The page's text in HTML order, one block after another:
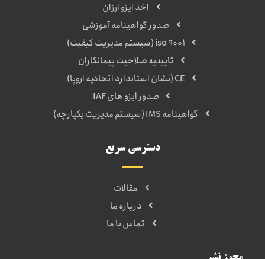
اخذ ایزو ارزان
صدور گواهینامه آموزشی
iso 9001 (سیستم مدیریت کیفیت)
تاییدیه صلاحیت پیمانکاران
CE (نشان استاندارد اتحادیه اروپا)
صدور ایزو های IAF
گواهینامه IMS (سیستم مدیریت یکپارچه)
دسترسی سریع
مقالات
درباره ما
تماس با ما